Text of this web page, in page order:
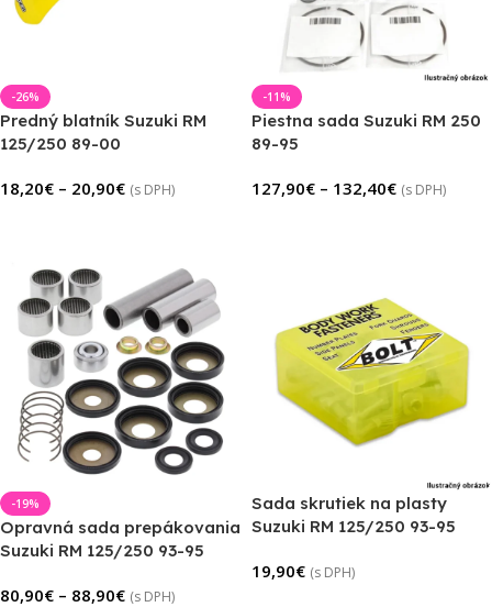
-26%
Predný blatník Suzuki RM
125/250 89-00
18,20€ – 20,90€ (s DPH)
-11%
Piestna sada Suzuki RM 250
89-95
127,90€ – 132,40€ (s DPH)
-19%
Opravná sada prepákovania
Suzuki RM 125/250 93-95
80,90€ – 88,90€ (s DPH)
Sada skrutiek na plasty
Suzuki RM 125/250 93-95
19,90€ (s DPH)